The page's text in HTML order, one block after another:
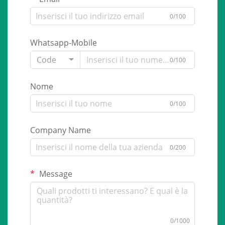
0/100
Whatsapp-Mobile
Code
0/100
Nome
0/100
Company Name
0/200
Message
0/1000